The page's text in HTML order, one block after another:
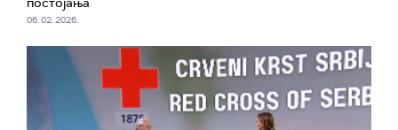
06. 02. 2026.